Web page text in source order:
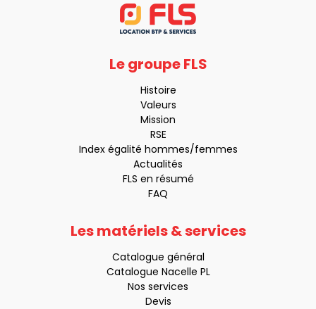
Le groupe FLS
Histoire
Valeurs
Mission
RSE
Index égalité hommes/femmes
Actualités
FLS en résumé
FAQ
Les matériels & services
Catalogue général
Catalogue Nacelle PL
Nos services
Devis